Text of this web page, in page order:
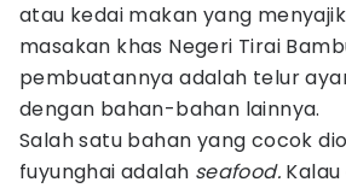
atau kedai makan yang
masakan khas Negeri Tirai
pembuatannya adalah telur
dengan bahan-bahan lainnya.
Salah satu bahan yang cocok
fuyunghai adalah seafood.